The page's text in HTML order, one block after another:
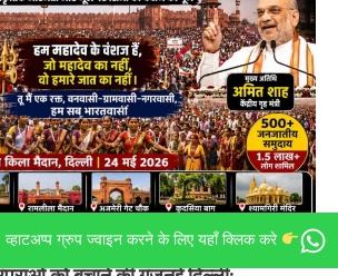
व्हाटअप्प ग्रुप ज्वाइन करने के लिए यहाँ क्लिक करे
मैदान में जनजातीय महासमागम: सांस्कृतिक